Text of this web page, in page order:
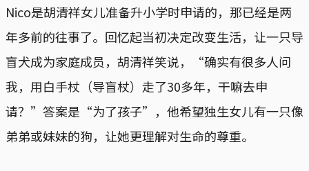
Nico是胡清祥女儿准备升小学时申请的，那已经是两
年多前的往事了。回忆起当初决定改变生活，让一只导
盲犬成为家庭成员，胡清祥笑说，“确实有很多人问
我，用白手杖（导盲杖）走了30多年，干嘛去申
请？”答案是“为了孩子”，他希望独生女儿有一只像
弟弟或妹妹的狗，让她更理解对生命的尊重。